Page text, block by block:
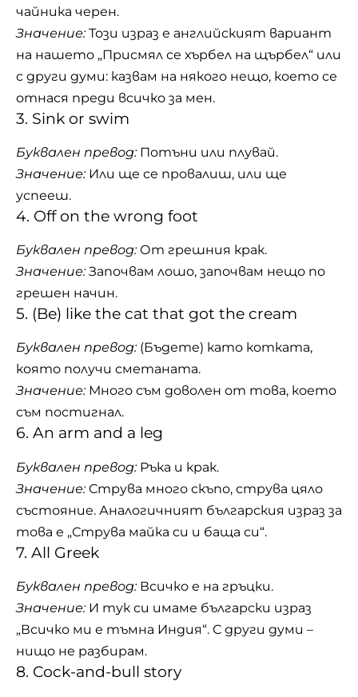
чайника черен.
Значение:Този израз е английският вариант
на нашето „Присмял се хърбел на щърбел“ или
с други думи: казвам на някого нещо, което се
отнася преди всичко за мен.
3. Sink or swim
Буквален превод: Потъни или плувай.
Значение:Или ще се провалиш, или ще
успееш.
4. Off on the wrong foot
Буквален превод:От грешния крак.
Значение:Започвам лошо, започвам нещо по
грешен начин.
5. (Be) like the cat that got the cream
Буквален превод:(Бъдете) като котката,
която получи сметаната.
Значение:Много съм доволен от това, което
съм постигнал.
6. An arm and a leg
Буквален превод:Ръка и крак.
Значение:Струва много скъпо, струва цяло
състояние. Аналогичният българския израз за
това е „Струва майка си и баща си“.
7. All Greek
Буквален превод:Всичко е на гръцки.
Значение:И тук си имаме български израз
„Всичко ми е тъмна Индия“. С други думи –
нищо не разбирам.
8. Cock-and-bull story